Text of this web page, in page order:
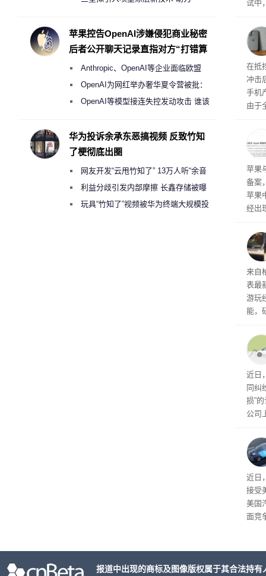
试中
互
桌面
系
在抵
冲击
手机
由于
前受
保
了
苹果
备案
苹果
经出
内
来自
表最
游玩
能，
训练
近日
同纠
损”
公司
事
给
近日
接受
美国
面竞
度
苹果控告OpenAI涉嫌侵犯商业秘密
后者公开聊天记录直指对方“打错算
Anthropic、OpenAI等企业面临欧盟
《人工智能法案》全新执法权限审查
OpenAI为网红举办奢华夏令营被批：
2000美元一晚 遭讽“反乌托邦”
OpenAI等模型接连失控发动攻击 谁该
华为投诉余承东恶搞视频 反致竹知
了梗彻底出圈
网友开发“云甩竹知了” 13万人听“余音
绕梁”利益分歧引发内部摩擦 长鑫存储被曝
曾将华为驻场工程师驱逐出研发基地
玩具“竹知了”视频被华为终端大规模投
报道中出现的商标及图像版权属于其合法持